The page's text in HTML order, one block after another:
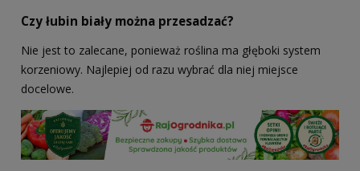
Czy łubin biały można przesadzać?
Nie jest to zalecane, ponieważ roślina ma głęboki system
korzeniowy. Najlepiej od razu wybrać dla niej miejsce
docelowe.